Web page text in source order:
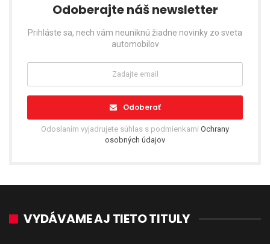
Odoberajte náš newsletter
Prihláste sa, nech vám neuniknú žiadne novinky zo sveta
automobilov
Odoberať
Odoslaním vyjadrujete súhlas s podmienkami Ochrany
osobných údajov
VYDÁVAME AJ TIETO TITULY